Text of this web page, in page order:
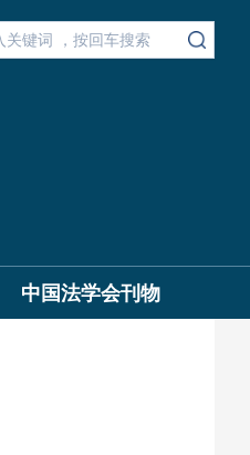
中国法学会刊物